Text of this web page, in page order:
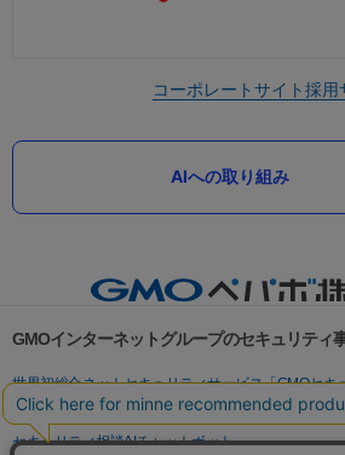
コーポレートサイト採用
AIへの取り組み
GMOインターネットグループのセキュリティ
世界初総合ネットセキュリティサービス「GMOセキ
パスワード漏洩診断
Webサイトリスク診断
セキュリティ相談AIチャットボット